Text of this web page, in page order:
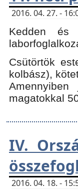
2016. 04. 27. -
Kedden és
Csütörtök
kolbász),
Amennyiben
magatokkal
IV.
2016. 04. 18. -